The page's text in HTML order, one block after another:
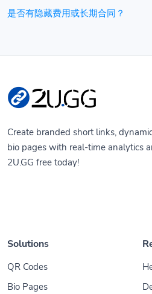
是否有隐藏费用或长期合同？
Create branded short links,
bio pages with real-time analytics
2U.GG free today!
Solutions
QR Codes
Bio Pages